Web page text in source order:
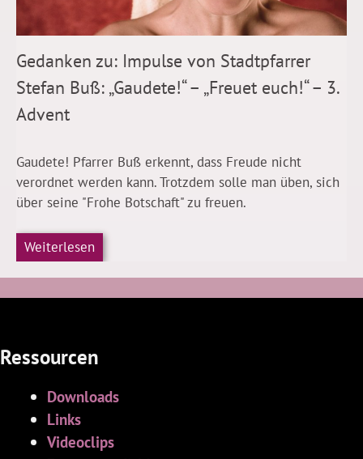
Gedanken zu: Impulse von Stadtpfarrer
Stefan Buß: „Gaudete!“ – „Freuet euch!“ – 3.
Advent
Gaudete! Pfarrer Buß erkennt, dass Freude nicht
verordnet werden kann. Trotzdem solle man üben, sich
über seine "Frohe Botschaft" zu freuen.
Weiterlesen
Ressourcen
Downloads
Links
Videoclips